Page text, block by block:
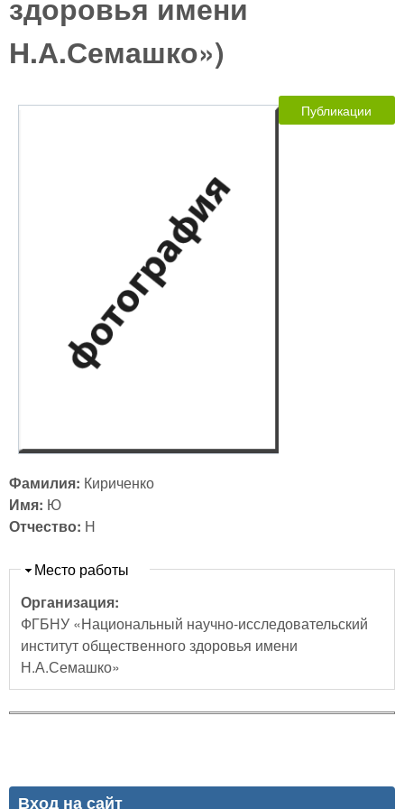
Н.А.Семашко»)
Публикации
Фамилия: Кириченко
Имя: Ю
Отчество: Н
Скрыть
Место работы
Организация:
ФГБНУ «Национальный научно-исследовательский
институт общественного здоровья имени
Н.А.Семашко»
Вход на сайт